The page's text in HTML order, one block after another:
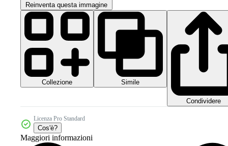
Reinventa questa immagine
Collezione Simile
Condividere
Licenza Pro Standard
Cos'è?
Maggiori informazioni